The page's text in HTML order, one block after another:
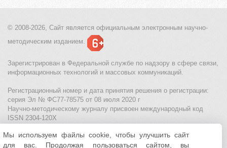
© 2008-2026, Сайт является официальным электронным научно-
методическим изданием.
Зарегистрирован в Федеральной службе по надзору в сфере связи,
информационных технологий и массовых коммуникаций.
Регистрационный номер и дата принятия решения о регистрации:
серия Эл № ФС77-78575 от 08 июля 2020 г
Научно-методическому журналу присвоен международный код
ISSN 2304-120X
МЦИТО|Школьные олимпиады и онлайн конкурсы для детей
Политика использования файлов cookie| Политика обработки и
Мы используем файлы cookie, чтобы улучшить сайт
для вас. Продолжая пользоваться сайтом, вы